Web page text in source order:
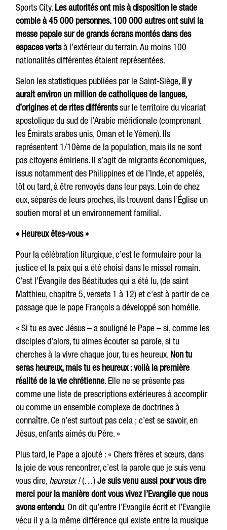
Sports City. Les autorités ont mis à disposition le stade
comble à 45 000 personnes. 100 000 autres ont suivi la
messe papale sur de grands écrans montés dans des
espaces vertsà l’extérieur du terrain. Au moins 100
nationalités différentes étaient représentées.
Selon les statistiques publiées par le Saint-Siège, il y
aurait environ un million de catholiques de langues,
d’origines et de rites différentssur le territoire du vicariat
apostolique du sud de l’Arabie méridionale (comprenant
les Émirats arabes unis, Oman et le Yémen). Ils
représentent 1/10ème de la population, mais ils ne sont
pas citoyens émiriens. Il s’agit de migrants économiques,
issus notamment des Philippines et de l’Inde, et appelés,
tôt ou tard, à être renvoyés dans leur pays. Loin de chez
eux, séparés de leurs proches, ils trouvent dans l’Église un
soutien moral et un environnement familial.
« Heureux êtes-vous »
Pour la célébration liturgique, c’est le formulaire pour la
justice et la paix qui a été choisi dans le missel romain.
C’est l’Évangile des Béatitudes qui a été lu, (de saint
Matthieu, chapitre 5, versets 1 à 12) et c’est à partir de ce
passage que le pape François a développé son homélie.
« Si tu es avec Jésus – a souligné le Pape – si, comme les
disciples d’alors, tu aimes écouter sa parole, si tu
cherches à la vivre chaque jour, tu es heureux. Non tu
seras heureux, mais tu es heureux : voilà la première
réalité de la vie chrétienne. Elle ne se présente pas
comme une liste de prescriptions extérieures à accomplir
ou comme un ensemble complexe de doctrines à
connaître. Ce n’est surtout pas cela ; c’est se savoir, en
Jésus, enfants aimés du Père. »
Plus tard, le Pape a ajouté : « Chers frères et sœurs, dans
la joie de vous rencontrer, c’est la parole que je suis venu
vous dire, heureux !(…)Je suis venu aussi pour vous dire
merci pour la manière dont vous vivez l’Evangile que nous
avons entendu. On dit qu’entre l’Evangile écrit et l’Evangile
vécu il y a la même différence qui existe entre la musique